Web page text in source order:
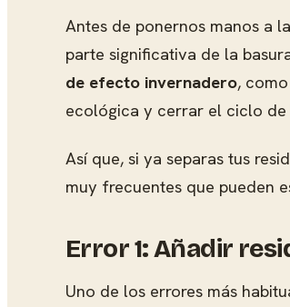
Antes de ponernos manos a
parte significativa de la
de efecto invernadero,
ecológica y cerrar el ciclo de
Así que, si ya separas tus
muy frecuentes que pueden
Error 1: Añadir
Uno de los errores más